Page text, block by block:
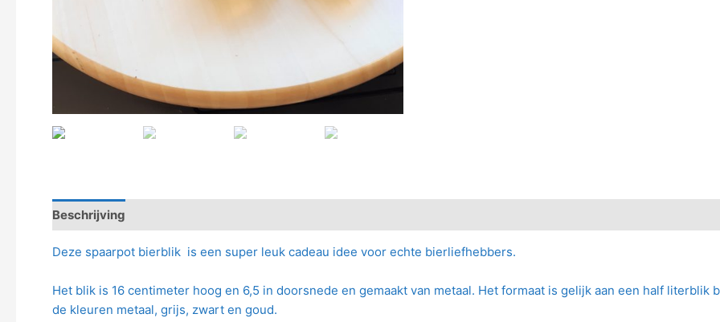
Beschrijving
Deze spaarpot bierblik is een super leuk cadeau idee voor echte bierliefhebbers.
Het blik is 16 centimeter hoog en 6,5 in doorsnede en gemaakt van metaal. Het formaat is gelijk aan een half literblik
de kleuren metaal, grijs, zwart en goud.